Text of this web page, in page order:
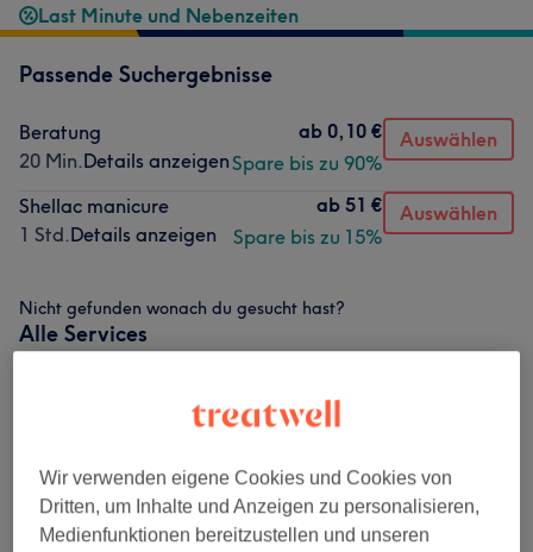
Last Minute und Nebenzeiten
Passende Suchergebnisse
Beratung
20 Min.Details anzeigen
ab 0,10 €
Spare bis zu 90%
Auswählen
Shellac manicure
1 Std.Details anzeigen
ab 51 €
Spare bis zu 15%
Auswählen
Nicht gefunden wonach du gesucht hast?
Alle Services
10)
Maniküre & Pediküre (8) ab 0,10 €
Wir verwenden eigene Cookies und Cookies von
Dritten, um Inhalte und Anzeigen zu personalisieren,
Medienfunktionen bereitzustellen und unseren